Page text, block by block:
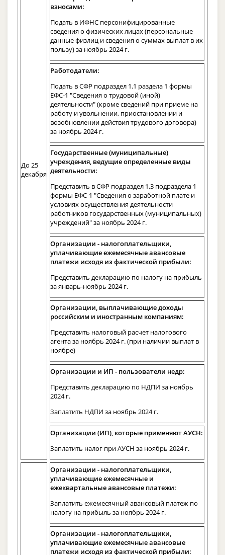
До 25
декабря
взносами:
Подать в ИФНС персонифицированные
сведения о физических лицах (персональные
данные физлиц и сведения о суммах выплат в их
пользу) за ноябрь 2024 г.
Работодатели:
Подать в СФР подраздел 1.1 раздела 1 формы
ЕФС-1 "Сведения о трудовой (иной)
деятельности" (кроме сведений при приеме на
работу и увольнении, приостановлении и
возобновлении действия трудового договора)
за ноябрь 2024 г.
Государственные (муниципальные)
учреждения, ведущие определенные виды
деятельности:
Представить в СФР подраздел 1.3 подраздела 1
формы ЕФС-1 "Сведения о заработной плате и
условиях осуществления деятельности
работников государственных (муниципальных)
учреждений" за ноябрь 2024 г.
Организации - налогоплательщики,
уплачивающие ежемесячные авансовые
платежи исходя из фактической прибыли:
Представить декларацию по налогу на прибыль
за январь-ноябрь 2024 г.
Организации, выплачивающие доходы
российским и иностранным компаниям:
Представить налоговый расчет налогового
агента за ноябрь 2024 г. (при наличии выплат в
ноябре)
Организации и ИП - пользователи недр:
Представить декларацию по НДПИ за ноябрь
2024 г.
Заплатить НДПИ за ноябрь 2024 г.
Организации (ИП), которые применяют АУСН:
Заплатить налог при АУСН за ноябрь 2024 г.
Организации - налогоплательщики,
уплачивающие ежемесячные и
ежеквартальные авансовые платежи:
Заплатить ежемесячный авансовый платеж по
налогу на прибыль за ноябрь 2024 г.
Организации - налогоплательщики,
уплачивающие ежемесячные авансовые
платежи исходя из фактической прибыли: